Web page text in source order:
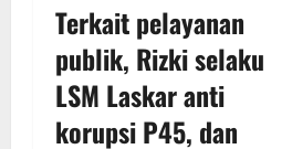
Terkait pelayanan
publik, Rizki selaku
LSM Laskar anti
korupsi P45, dan